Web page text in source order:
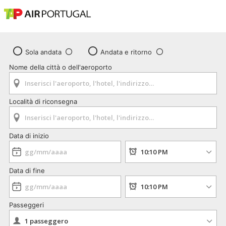
Sola andata
Andata e ritorno
Nome della città o dell'aeroporto
Località di riconsegna
Data di inizio
Data di fine
Passeggeri